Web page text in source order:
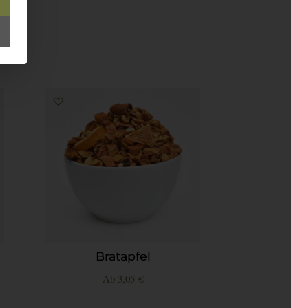
Bratapfel
Ab 3,05 €